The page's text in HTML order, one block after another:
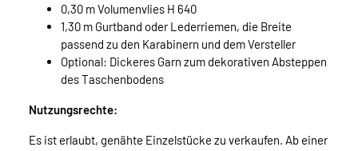
0,30 m Volumenvlies H 640
1,30 m Gurtband oder Lederriemen, die Breite
passend zu den Karabinern und dem Versteller
Optional: Dickeres Garn zum dekorativen Absteppen
des Taschenbodens
Nutzungsrechte:
Es ist erlaubt, genähte Einzelstücke zu verkaufen. Ab einer